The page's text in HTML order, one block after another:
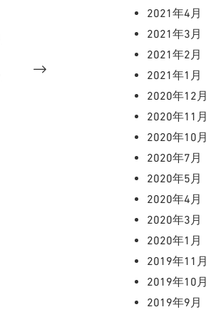
2021年4月
2021年3月
2021年2月
2021年1月
2020年12月
2020年11月
2020年10月
2020年7月
2020年5月
2020年4月
2020年3月
2020年1月
2019年11月
2019年10月
2019年9月